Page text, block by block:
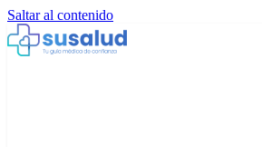
Saltar al contenido